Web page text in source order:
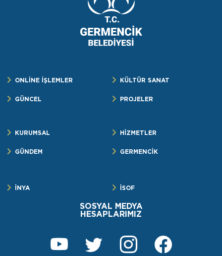
ONLİNE İŞLEMLER KÜLTÜR SANAT
GÜNCEL PROJELER
KURUMSAL HİZMETLER
GÜNDEM GERMENCİK
İNYA İSOF
SOSYAL MEDYA
HESAPLARIMIZ